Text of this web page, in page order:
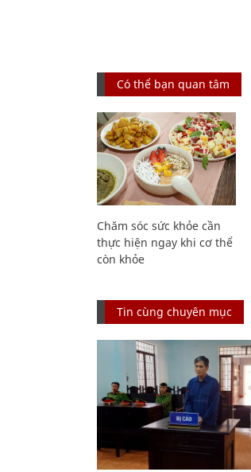
Có thể bạn quan tâm
Chăm sóc sức khỏe cần
thực hiện ngay khi cơ thể
còn khỏe
Tin cùng chuyên mục